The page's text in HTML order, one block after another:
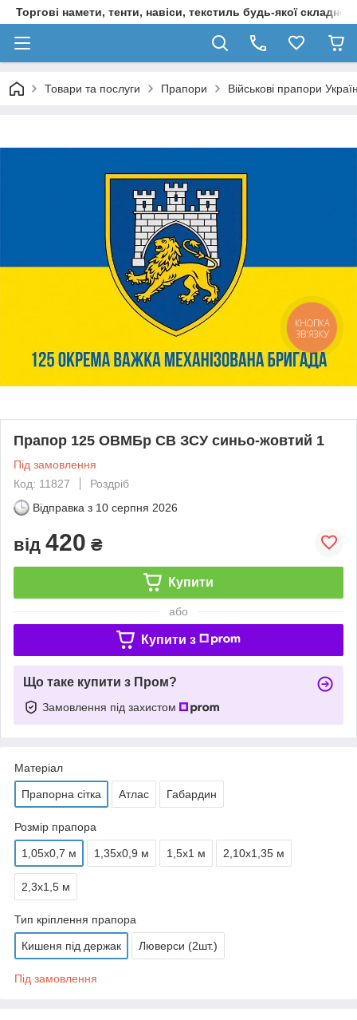
Торгові намети, тенти, навіси, текстиль будь-якої
Товари та послуги Прапори Військові прапори
Прапор 125 ОВМБр СВ ЗСУ синьо-жовтий 1
Під замовлення
Код: 11827
Роздріб
Відправка з 10 серпня 2026
від 420 ₴
Купити
або
Купити з
Що таке купити з Пром?
Замовлення під захистом
Матеріал
Прапорна сітка Атлас Габардин
Розмір прапора
1,05х0,7 м 1,35х0,9 м 1,5х1 м 2,10х1,35 м
2,3х1,5 м
Тип кріплення прапора
Кишеня під держак Люверси (2шт.)
Під замовлення
КНОПКА
ЗВ'ЯЗКУ